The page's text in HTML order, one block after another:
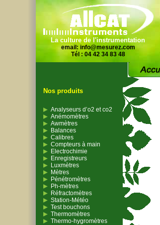
La culture de l'instrumentation
email: info@mesurez.com
Tél : 04 42 34 83 48
Nos produits
Analyseurs d’o2 et co2
Anémomètres
Awmètres
Balances
Calibres
Compteurs à main
Electrochimie
Enregistreurs
Luxmètres
Mètres
Pénétromètres
Ph-mètres
Réfractomètres
Station-Météo
Test bouchons
Thermomètres
Thermo-hygromètres